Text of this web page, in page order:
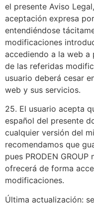
el presente Aviso
aceptación expresa
entendiéndose
modificaciones
accediendo a la web
de las referidas
usuario deberá cesar
web y sus servicios.
25. El usuario acepta
español del presente
cualquier versión del
recomendamos que
pues PRODEN
ofrecerá de forma
modificaciones.
Última actualización: